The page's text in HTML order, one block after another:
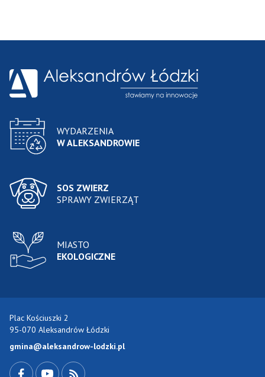
WYDARZENIA
W ALEKSANDROWIE
SOS ZWIERZ
SPRAWY ZWIERZĄT
MIASTO
EKOLOGICZNE
Plac Kościuszki 2
95-070 Aleksandrów Łódzki
gmina@aleksandrow-lodzki.pl